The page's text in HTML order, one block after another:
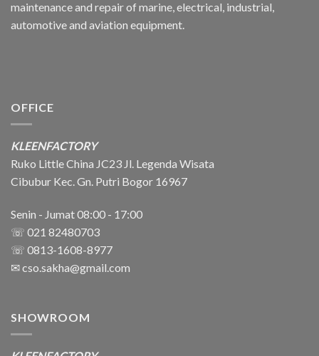
maintenance and repair of marine, electrical, industrial,
automotive and aviation equipment.
OFFICE
KLEENFACTORY
Ruko Little China JC23 Jl. Legenda Wisata
Cibubur Kec. Gn. Putri Bogor 16967
Senin - Jumat 08:00 - 17:00
☏ 021 82480703
☏ 0813-1608-8977
✉cso.sakha@gmail.com
SHOWROOM